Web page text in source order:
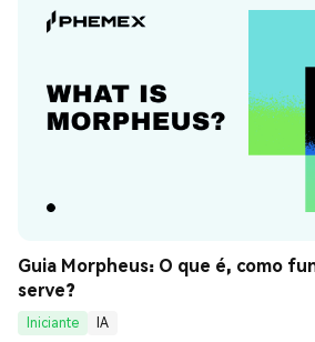
Guia Morpheus: O que é, como
serve?
Iniciante
IA